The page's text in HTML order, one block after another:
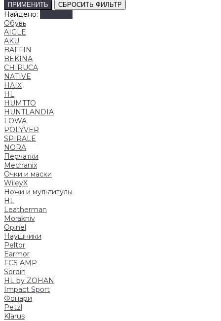
ПРИМЕНИТЬ СБРОСИТЬ ФИЛЬТР
Найдено:
Обувь
AIGLE
AKU
BAFFIN
BEKINA
CHIRUCA
NATIVE
HAIX
HL
HUMTTO
HUNTLANDIA
LOWA
POLYVER
SPIRALE
NORA
Перчатки
Mechanix
Очки и маски
WileyX
Ножи и мультитулы
HL
Leatherman
Morakniv
Opinel
Наушники
Peltor
Earmor
FCS AMP
Sordin
HL by ZOHAN
Impact Sport
Фонари
Petzl
Klarus